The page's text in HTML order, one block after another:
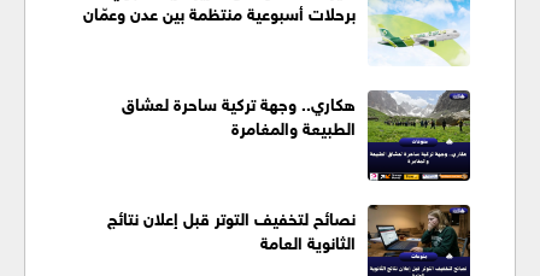
برحلات أسبوعية منتظمة بين عدن وعمّان
هكاري.. وجهة تركية ساحرة لعشاق
الطبيعة والمغامرة
نصائح لتخفيف التوتر قبل إعلان نتائج
الثانوية العامة